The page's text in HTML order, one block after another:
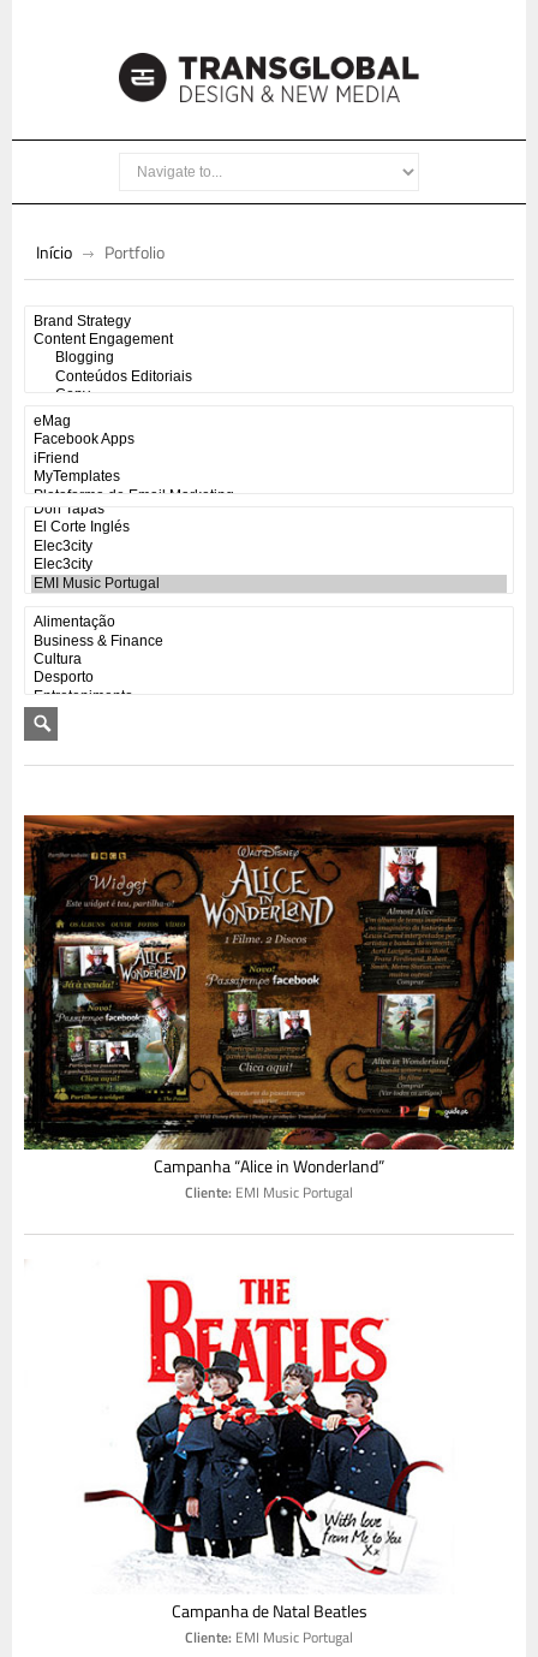
Início Portfolio
Campanha “Alice in Wonderland”
Cliente: EMI Music Portugal
Campanha de Natal Beatles
Cliente: EMI Music Portugal